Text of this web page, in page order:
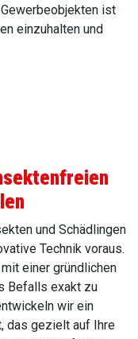
ist
einzuhalten und
und Schädlingen
Technik voraus.
einer gründlichen
Befalls exakt zu
wir ein
das gezielt auf Ihre